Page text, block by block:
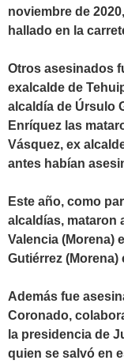
noviembre de
hallado en la
Otros asesinados
exalcalde de
alcaldía de Úrsulo
Enríquez las
Vásquez, ex
antes habían
Este año, como
alcaldías, mataron
Valencia (Morena)
Gutiérrez (Morena)
Además fue
Coronado,
la presidencia de
quien se salvó en